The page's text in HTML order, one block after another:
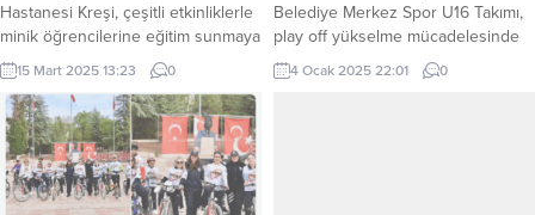
Hastanesi Kreşi, çeşitli etkinliklerle
minik öğrencilerine eğitim sunmaya
devam ediyor. Kreşte
gerçekleştirilen etkinlikler
kapsamında, 14 Mart Tıp Bayramı
nedeniyle hastane yönetimi ve
polikliniklerde görev yapan
doktorlar ziyaret edildi. Minikler,
kendi emekleriyle hazırladıkları
15 Mart 2025 13:23 0
Belediye Merkez Spor U16 Takımı,
play off yükselme mücadelesinde
karşılaştığı Güneyspor’u 2-1
yenerek Play Off’a çıkma başarısı
4 Ocak 2025 22:01 0